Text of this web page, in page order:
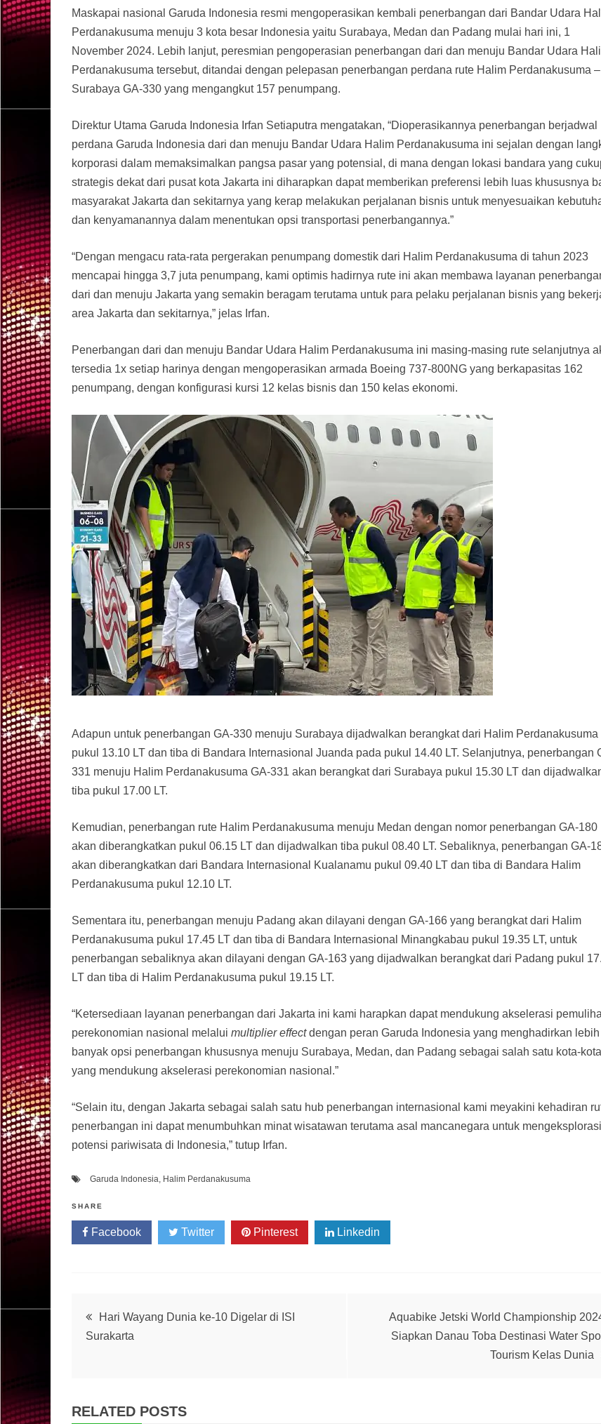
Maskapai nasional Garuda Indonesia resmi mengoperasikan kembali penerbangan dari Bandar Udara
Perdanakusuma menuju 3 kota besar Indonesia yaitu Surabaya, Medan dan Padang mulai hari ini, 1
November 2024. Lebih lanjut, peresmian pengoperasian penerbangan dari dan menuju Bandar Udara
Perdanakusuma tersebut, ditandai dengan pelepasan penerbangan perdana rute Halim Perdanakusuma –
Surabaya GA-330 yang mengangkut 157 penumpang.
Direktur Utama Garuda Indonesia Irfan Setiaputra mengatakan, “Dioperasikannya penerbangan berjadwal
perdana Garuda Indonesia dari dan menuju Bandar Udara Halim Perdanakusuma ini sejalan dengan
korporasi dalam memaksimalkan pangsa pasar yang potensial, di mana dengan lokasi bandara yang
strategis dekat dari pusat kota Jakarta ini diharapkan dapat memberikan preferensi lebih luas khususnya
masyarakat Jakarta dan sekitarnya yang kerap melakukan perjalanan bisnis untuk menyesuaikan
dan kenyamanannya dalam menentukan opsi transportasi penerbangannya.”
“Dengan mengacu rata-rata pergerakan penumpang domestik dari Halim Perdanakusuma di tahun 2023
mencapai hingga 3,7 juta penumpang, kami optimis hadirnya rute ini akan membawa layanan
dari dan menuju Jakarta yang semakin beragam terutama untuk para pelaku perjalanan bisnis yang
area Jakarta dan sekitarnya,” jelas Irfan.
Penerbangan dari dan menuju Bandar Udara Halim Perdanakusuma ini masing-masing rute selanjutnya
tersedia 1x setiap harinya dengan mengoperasikan armada Boeing 737-800NG yang berkapasitas 162
penumpang, dengan konfigurasi kursi 12 kelas bisnis dan 150 kelas ekonomi.
Adapun untuk penerbangan GA-330 menuju Surabaya dijadwalkan berangkat dari Halim Perdanakusuma
pukul 13.10 LT dan tiba di Bandara Internasional Juanda pada pukul 14.40 LT. Selanjutnya, penerbangan
331 menuju Halim Perdanakusuma GA-331 akan berangkat dari Surabaya pukul 15.30 LT dan
tiba pukul 17.00 LT.
Kemudian, penerbangan rute Halim Perdanakusuma menuju Medan dengan nomor penerbangan GA-180
akan diberangkatkan pukul 06.15 LT dan dijadwalkan tiba pukul 08.40 LT. Sebaliknya, penerbangan GA-
akan diberangkatkan dari Bandara Internasional Kualanamu pukul 09.40 LT dan tiba di Bandara Halim
Perdanakusuma pukul 12.10 LT.
Sementara itu, penerbangan menuju Padang akan dilayani dengan GA-166 yang berangkat dari Halim
Perdanakusuma pukul 17.45 LT dan tiba di Bandara Internasional Minangkabau pukul 19.35 LT, untuk
penerbangan sebaliknya akan dilayani dengan GA-163 yang dijadwalkan berangkat dari Padang pukul
LT dan tiba di Halim Perdanakusuma pukul 19.15 LT.
“Ketersediaan layanan penerbangan dari Jakarta ini kami harapkan dapat mendukung akselerasi
perekonomian nasional melalui multiplier effectdengan peran Garuda Indonesia yang menghadirkan lebih
banyak opsi penerbangan khususnya menuju Surabaya, Medan, dan Padang sebagai salah satu kota-kota
yang mendukung akselerasi perekonomian nasional.”
“Selain itu, dengan Jakarta sebagai salah satu hub penerbangan internasional kami meyakini kehadiran
penerbangan ini dapat menumbuhkan minat wisatawan terutama asal mancanegara untuk mengeksplorasi
potensi pariwisata di Indonesia,” tutup Irfan.
Garuda Indonesia, Halim Perdanakusuma
SHARE
Facebook Twitter Pinterest Linkedin
PostHari Wayang Dunia ke-10 Digelar di ISI
Surakarta
Aquabike Jetski World Championship
Siapkan Danau Toba Destinasi Water
Tourism Kelas Dunia
RELATED POSTS